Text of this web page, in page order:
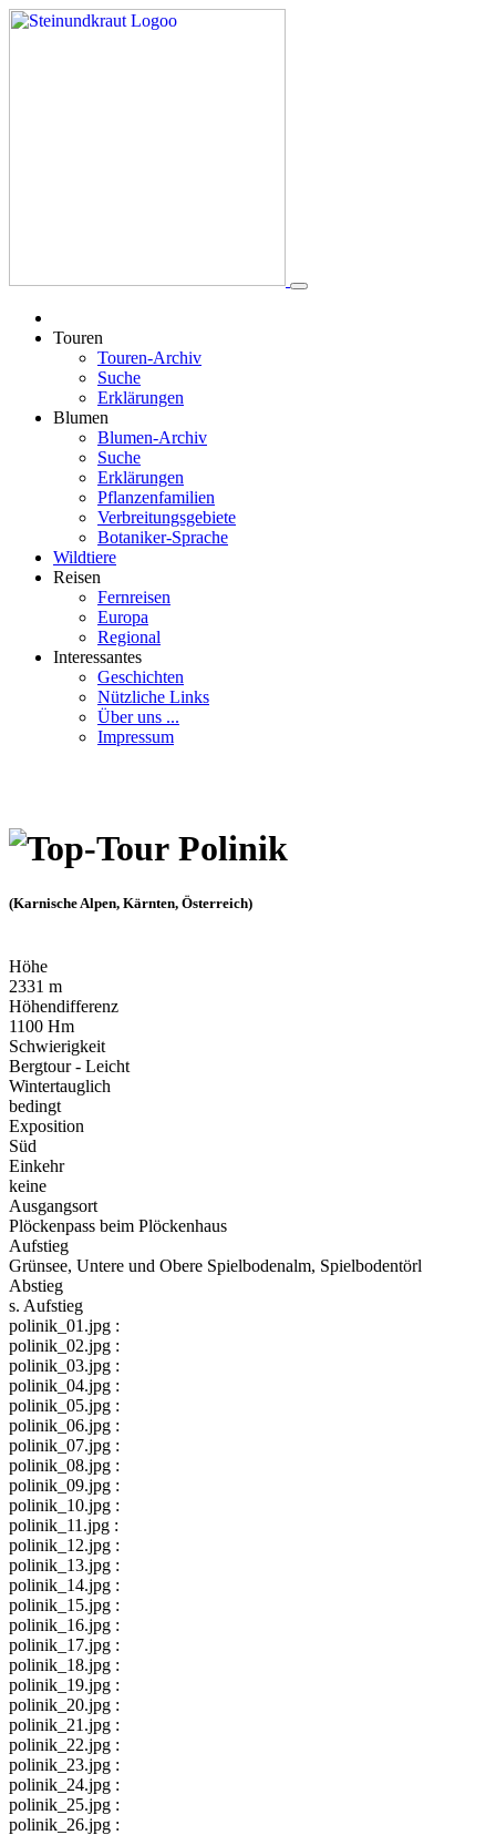
Touren
Touren-Archiv
Suche
Erklärungen
Blumen
Blumen-Archiv
Suche
Erklärungen
Pflanzenfamilien
Verbreitungsgebiete
Botaniker-Sprache
Wildtiere
Reisen
Fernreisen
Europa
Regional
Interessantes
Geschichten
Nützliche Links
Über uns ...
Impressum
Polinik
(Karnische Alpen, Kärnten, Österreich)
Höhe
2331 m
Höhendifferenz
1100 Hm
Schwierigkeit
Bergtour - Leicht
Wintertauglich
bedingt
Exposition
Süd
Einkehr
keine
Ausgangsort
Plöckenpass beim Plöckenhaus
Aufstieg
Grünsee, Untere und Obere Spielbodenalm, Spielbodentörl
Abstieg
s. Aufstieg
polinik_01.jpg :
polinik_02.jpg :
polinik_03.jpg :
polinik_04.jpg :
polinik_05.jpg :
polinik_06.jpg :
polinik_07.jpg :
polinik_08.jpg :
polinik_09.jpg :
polinik_10.jpg :
polinik_11.jpg :
polinik_12.jpg :
polinik_13.jpg :
polinik_14.jpg :
polinik_15.jpg :
polinik_16.jpg :
polinik_17.jpg :
polinik_18.jpg :
polinik_19.jpg :
polinik_20.jpg :
polinik_21.jpg :
polinik_22.jpg :
polinik_23.jpg :
polinik_24.jpg :
polinik_25.jpg :
polinik_26.jpg :